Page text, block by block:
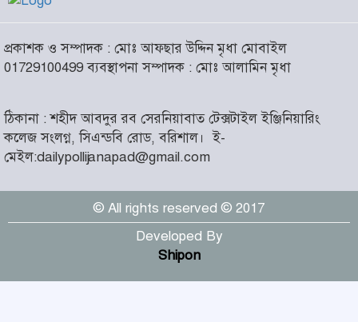
৬
আসন্ন বাকেরগঞ্জ পৌর নির্বাচনে
নারী কাউন্সিলর পদে দোয়া চাইলেন
বিএমএসএফ নেত্রী সাবরিনা
৭
‘ইসরাইলি সেনাবাহিনী ধ্বংসের
দ্বারপ্রান্তে’ : ইরানের হামলায়
এশিয়ায় ১৩ মার্কিন ঘাঁটি ধ্বংস
দৌলতদিয়ায় বাস ডুবি : ২৪ জনের
মরদেহ উদ্ধার, অনেকেই নিখোঁজ
প্রকাশক ও সম্পাদক : মোঃ আফছার উদ্দিন মৃধা মোবাইল
01729100499 ব্যবস্থাপনা সম্পাদক : মোঃ আলামিন মৃধা
ঠিকানা : শহীদ আবদুর রব সেরনিয়াবাত টেক্সটাইল ইঞ্জিনিয়ারিং
কলেজ সংলগ্ন, সিএন্ডবি রোড, বরিশাল।ই-
মেইল:dailypollijanapad@gmail.com
© All rights reserved © 2017
Developed By
Shipon